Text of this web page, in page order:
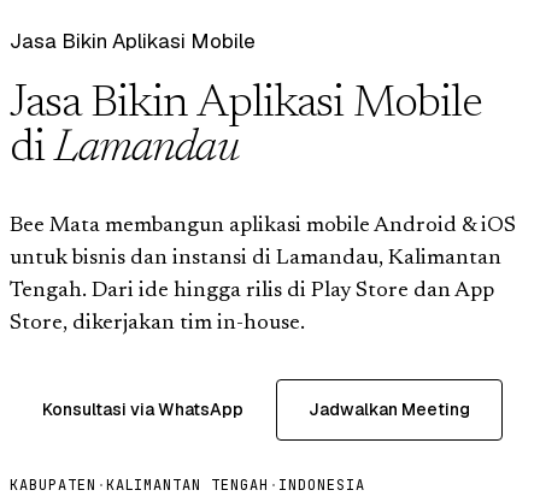
Jasa Bikin Aplikasi Mobile
Jasa Bikin Aplikasi Mobile
diLamandau
Bee Mata membangun aplikasi mobile Android & iOS
untuk bisnis dan instansi di Lamandau, Kalimantan
Tengah. Dari ide hingga rilis di Play Store dan App
Store, dikerjakan tim in-house.
Konsultasi via WhatsApp Jadwalkan Meeting
KABUPATEN ·KALIMANTAN TENGAH · INDONESIA